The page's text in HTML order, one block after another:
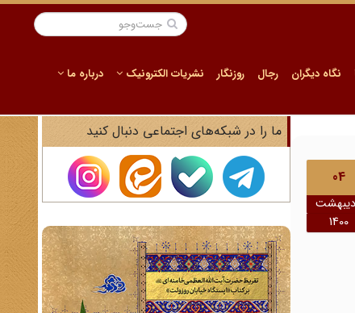
نگاه دیگران رجال روزنگار نشریات الکترونیک درباره ما
04
1400
ما را در شبکه‌های اجتماعی دنبال کنید